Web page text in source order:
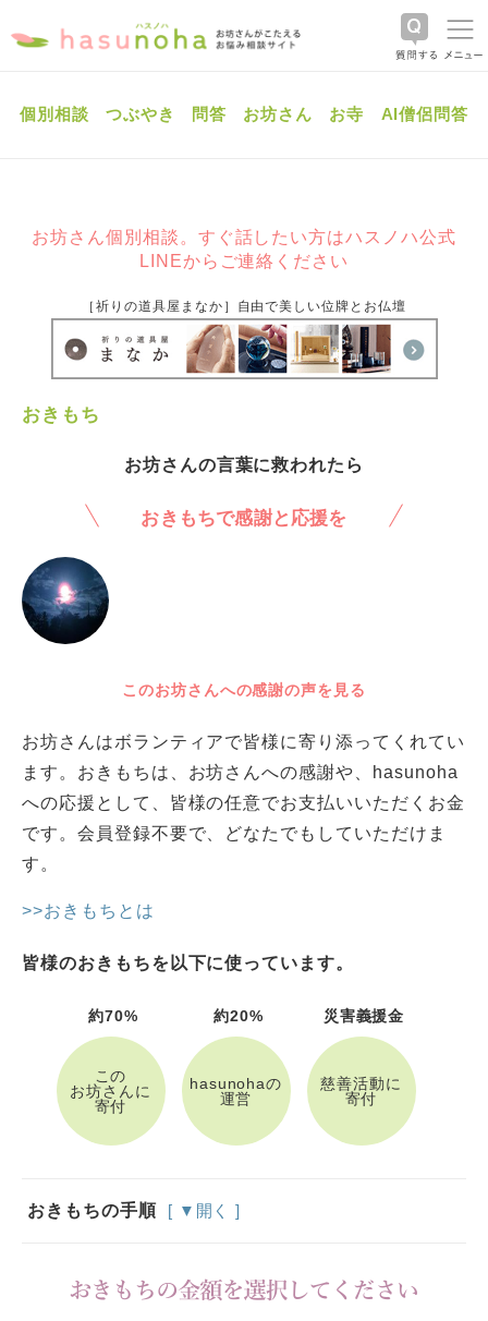
個別相談 つぶやき 問答 お坊さん お寺 AI僧侶問答
お坊さん個別相談。すぐ話したい方はハスノハ公式
LINEからご連絡ください
［祈りの道具屋まなか］自由で美しい位牌とお仏壇
おきもち
お坊さんの言葉に救われたら
おきもちで感謝と応援を
このお坊さんへの感謝の声を見る
お坊さんはボランティアで皆様に寄り添ってくれてい
ます。おきもちは、お坊さんへの感謝や、hasunoha
への応援として、皆様の任意でお支払いいただくお金
です。会員登録不要で、どなたでもしていただけま
す。
>>おきもちとは
皆様のおきもちを以下に使っています。
約70%
この
お坊さんに
寄付
約20%
hasunohaの
運営
災害義援金
慈善活動に
寄付
おきもちの手順 [ ▼開く ]